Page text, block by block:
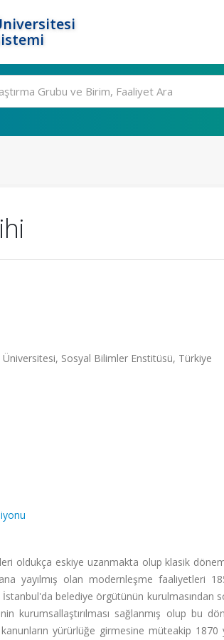
Üniversitesi, Sosyal Bilimler Enstitüsü, Türkiye
oldukça eskiye uzanmakta olup klasik
yayılmış olan modernleşme faaliyetleri
İstanbul'da belediye örgütünün kurulmasından
kurumsallaştırılması sağlanmış olup bu
yürürlüğe girmesine müteakip 1870